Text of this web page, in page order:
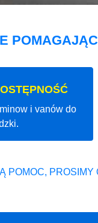
i vanów do
POMOC,